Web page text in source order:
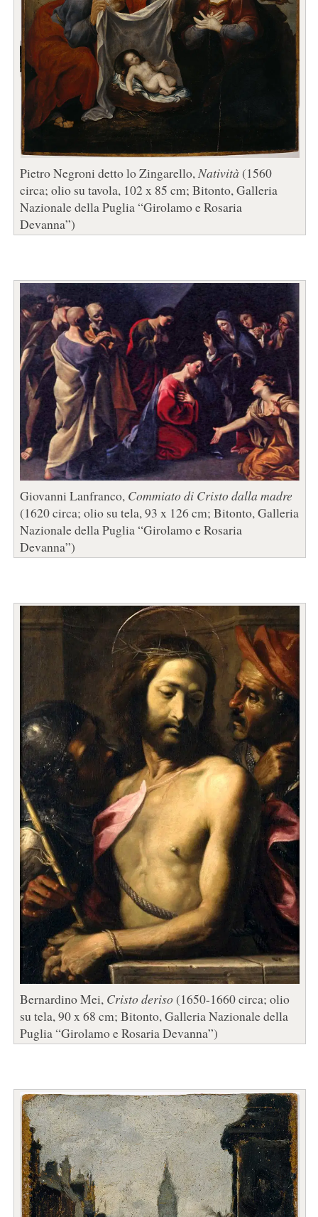
Pietro Negroni detto lo Zingarello,Natività (1560
circa; olio su tavola, 102 x 85 cm; Bitonto, Galleria
Nazionale della Puglia “Girolamo e Rosaria
Devanna”)
Giovanni Lanfranco, Commiato di Cristo dalla madre
(1620 circa; olio su tela, 93 x 126 cm; Bitonto, Galleria
Nazionale della Puglia “Girolamo e Rosaria
Devanna”)
Bernardino Mei, Cristo deriso(1650-1660 circa; olio
su tela, 90 x 68 cm; Bitonto, Galleria Nazionale della
Puglia “Girolamo e Rosaria Devanna”)